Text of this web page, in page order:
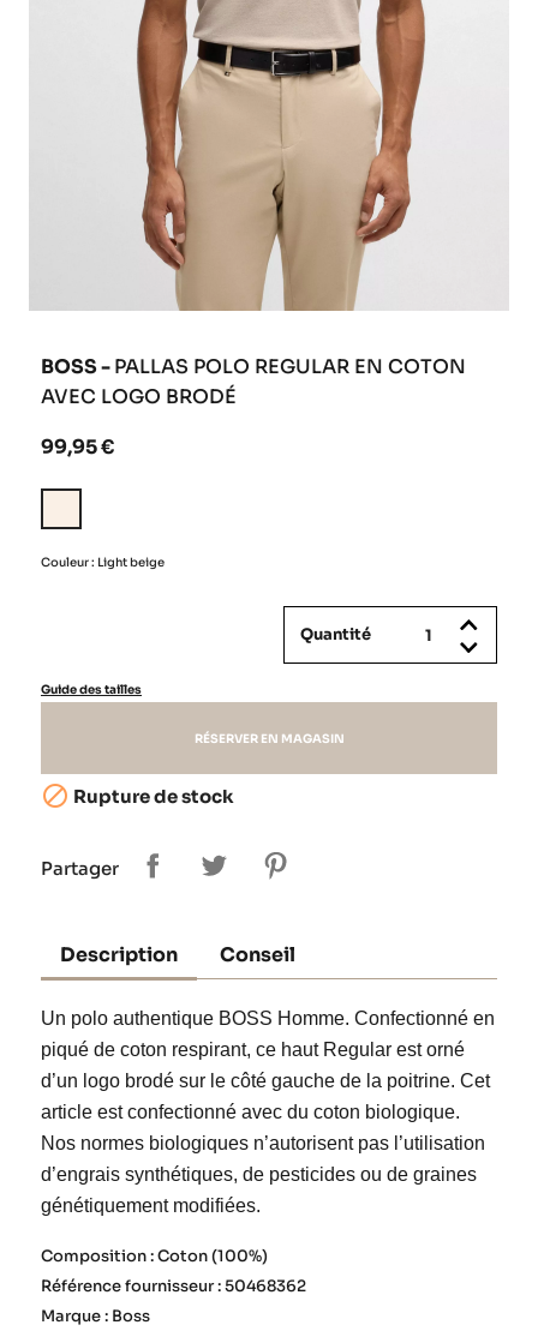
BOSS -PALLAS POLO REGULAR EN COTON
AVEC LOGO BRODÉ
99,95 €
beige
Couleur : Light beige
Quantité
Guide des tailles
RÉSERVER EN MAGASIN
 Rupture de stock
Partager
Description Conseil
Un polo authentique BOSS Homme. Confectionné en
piqué de coton respirant, ce haut Regular est orné
d’un logo brodé sur le côté gauche de la poitrine. Cet
article est confectionné avec du coton biologique.
Nos normes biologiques n’autorisent pas l’utilisation
d’engrais synthétiques, de pesticides ou de graines
génétiquement modifiées.
Composition : Coton (100%)
Référence fournisseur : 50468362
Marque : Boss